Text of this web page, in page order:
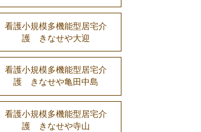
看護小規模多機能型居宅介
護 きなせや大迎
看護小規模多機能型居宅介
護 きなせや亀田中島
看護小規模多機能型居宅介
護 きなせや寺山